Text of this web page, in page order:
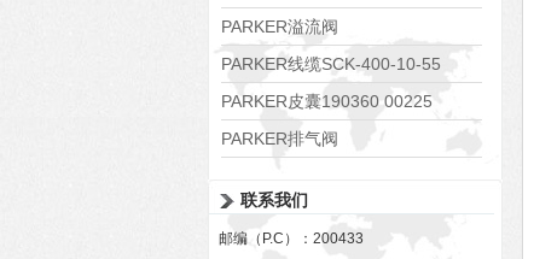
608074
PARKER溢流阀
RE06M35W2N1KWXG087
PARKER线缆SCK-400-10-55
PARKER皮囊190360 00225
PARKER排气阀
联系我们
邮编（P.C）：200433